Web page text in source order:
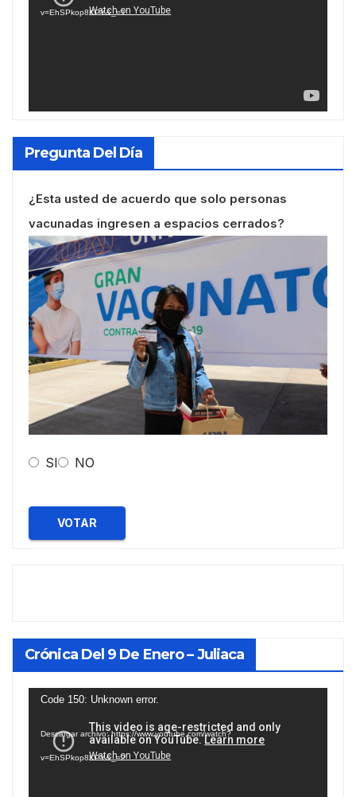
v=EhSPkop8KPY&_=1
Pregunta Del Día
¿Esta usted de acuerdo que solo personas
vacunadas ingresen a espacios cerrados?
SI NO
VOTAR
Crónica Del 9 De Enero – Juliaca
Reproductor
vídeo
Code 150: Unknown error.
Descargar archivo: https://www.youtube.com/watch?
v=EhSPkop8KPY&_=2